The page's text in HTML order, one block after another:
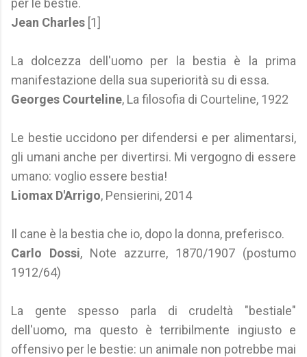
per le bestie.
Jean Charles [1]
La dolcezza dell'uomo per la bestia è la prima
manifestazione della sua superiorità su di essa.
Georges Courteline, La filosofia di Courteline, 1922
Le bestie uccidono per difendersi e per alimentarsi,
gli umani anche per divertirsi. Mi vergogno di essere
umano: voglio essere bestia!
Liomax D'Arrigo, Pensierini, 2014
Il cane è la bestia che io, dopo la donna, preferisco.
Carlo Dossi, Note azzurre, 1870/1907 (postumo
1912/64)
La gente spesso parla di crudeltà "bestiale"
dell'uomo, ma questo è terribilmente ingiusto e
offensivo per le bestie: un animale non potrebbe mai